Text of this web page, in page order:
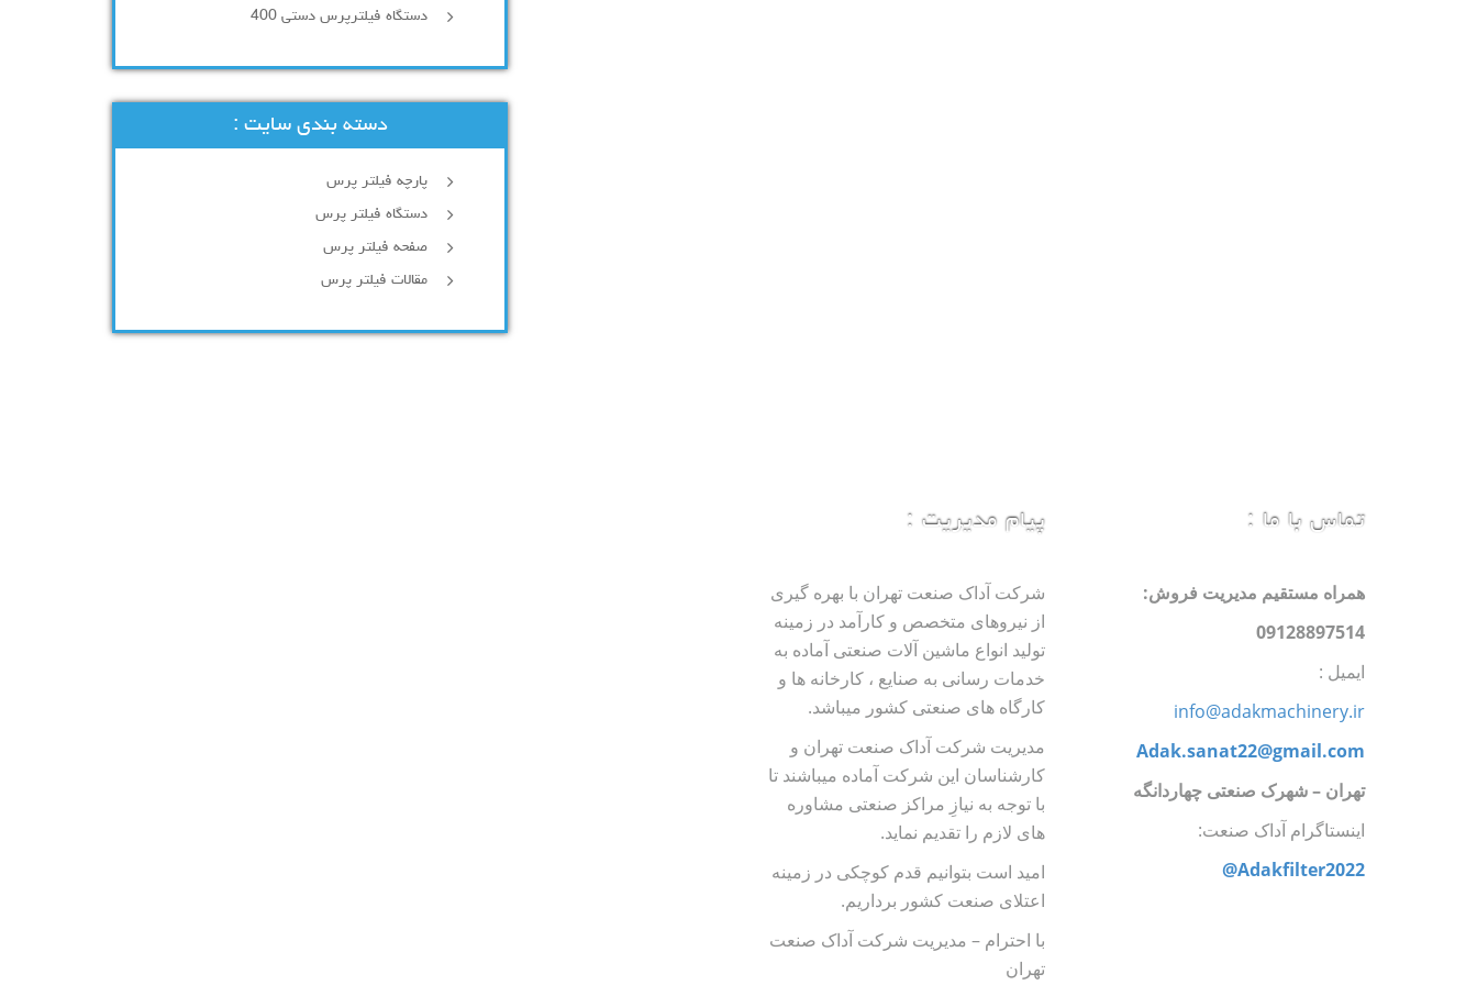
دستگاه فیلترپرس دستی 400
دسته بندی سایت :
پارچه فیلتر پرس
دستگاه فیلتر پرس
صفحه فیلتر پرس
مقالات فیلتر پرس
تماس با ما :
همراه مستقیم مدیریت فروش:
09128897514
ایمیل :
info@adakmachinery.ir
Adak.sanat22@gmail.com
تهران –شهرک صنعتی چهاردانگه
اینستاگرام آداک صنعت:
Adakfilter2022@
پیام مدیریت :
شرکت آداک صنعت تهران با بهره گیری
از نیروهای متخصص و کارآمد در زمینه
تولید انواع ماشین آلات صنعتی آماده به
خدمات رسانی به صنایع ، کارخانه ها و
کارگاه های صنعتی کشور میباشد.
مدیریت شرکت آداک صنعت تهران و
کارشناسان این شرکت آماده میباشند تا
با توجه به نیازِ مراکز صنعتی مشاوره
های لازم را تقدیم نماید.
امید است بتوانیم قدم کوچکی در زمینه
اعتلای صنعت کشور برداریم.
با احترام – مدیریت شرکت آداک صنعت
تهران